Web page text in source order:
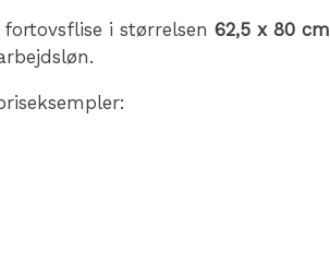
i størrelsen 62,5 x 80 cm